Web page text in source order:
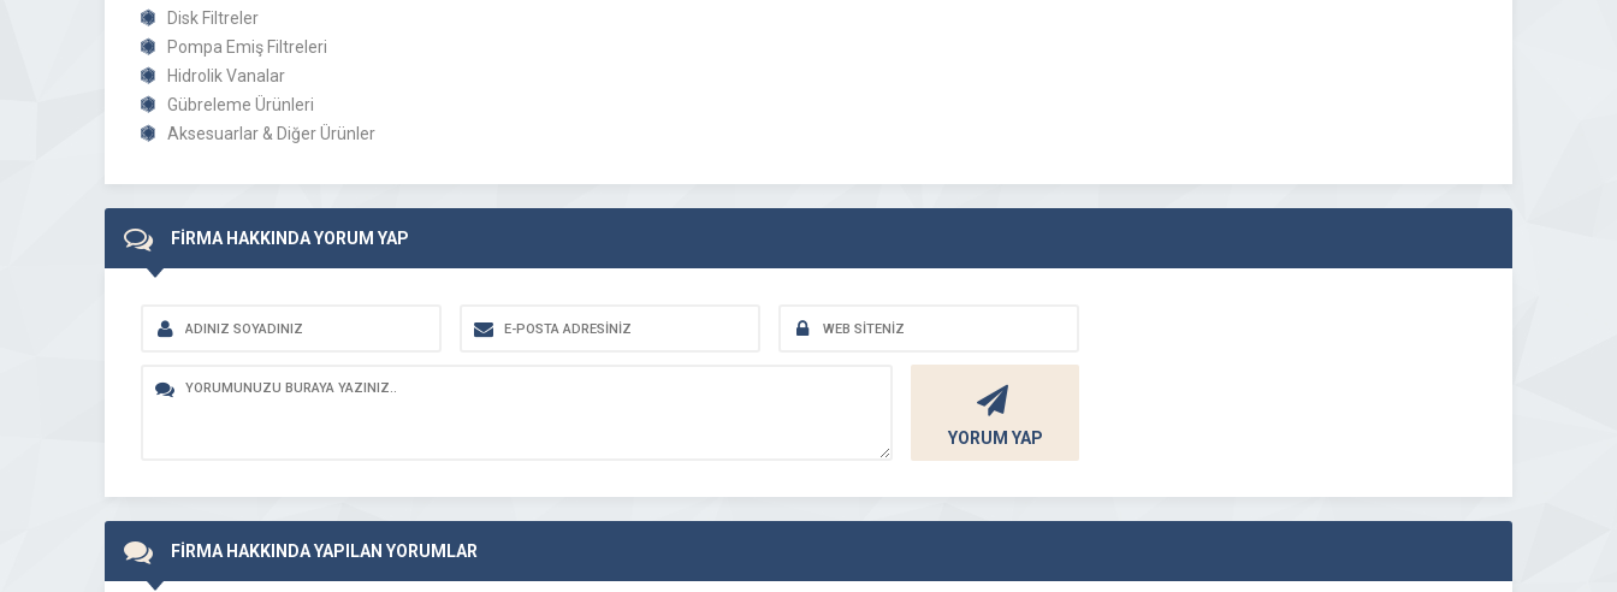
Disk Filtreler
Pompa Emiş Filtreleri
Hidrolik Vanalar
Gübreleme Ürünleri
Aksesuarlar & Diğer Ürünler
FİRMA HAKKINDA YORUM YAP
YORUM YAP
FİRMA HAKKINDA YAPILAN YORUMLAR